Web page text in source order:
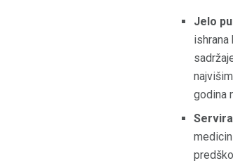
Jelo
godina